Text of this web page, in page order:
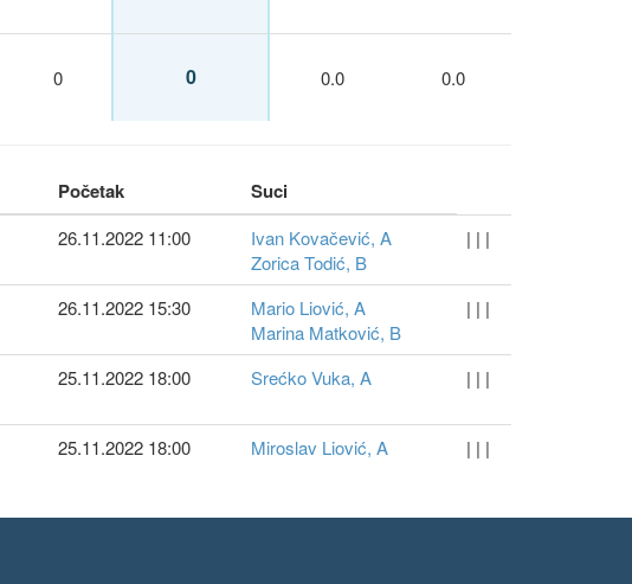
0 0 0.0 0.0
Početak Suci
26.11.2022 11:00
Ivan Kovačević, A
Zorica Todić, B
| | |
26.11.2022 15:30
Mario Liović, A
Marina Matković, B
| | |
25.11.2022 18:00 Srećko Vuka, A | | |
25.11.2022 18:00 Miroslav Liović, A | | |